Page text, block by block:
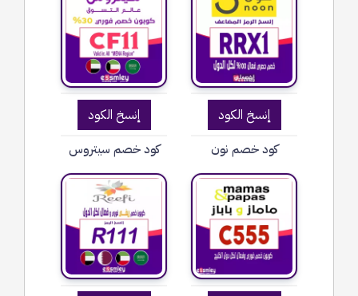
إنسخ الكود
كود خصم نون
إنسخ الكود
كود خصم سيتروس